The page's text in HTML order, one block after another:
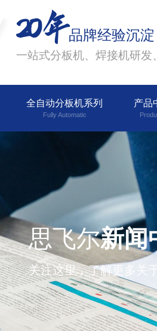
20年品牌经验沉淀
一站式分板机、焊接机研发
全自动分板机系列
Fully Automatic
产品
思飞尔新闻
关注这里，了解更多关